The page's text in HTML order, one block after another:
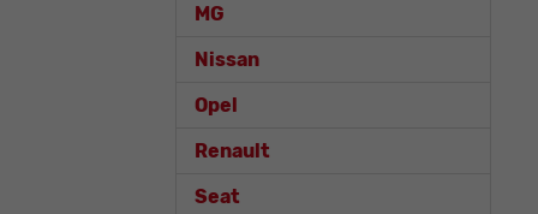
MG
Nissan
Opel
Renault
Seat